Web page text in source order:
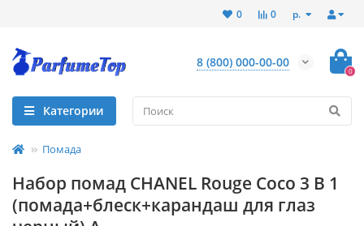
р.
0
0
8 (800) 000-00-00
0
Категории
Помада
Набор помад CHANEL Rouge Coco 3 В 1
(помада+блеск+карандаш для глаз